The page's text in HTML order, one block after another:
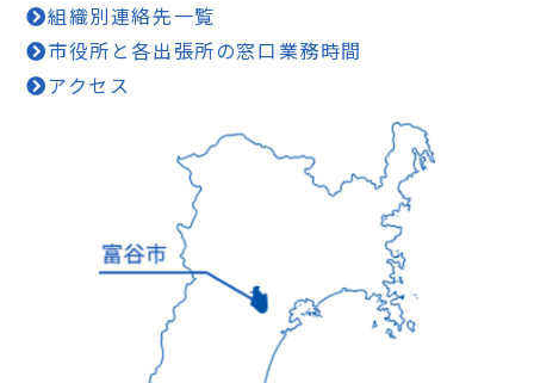
組織別連絡先一覧
市役所と各出張所の窓口業務時間
アクセス